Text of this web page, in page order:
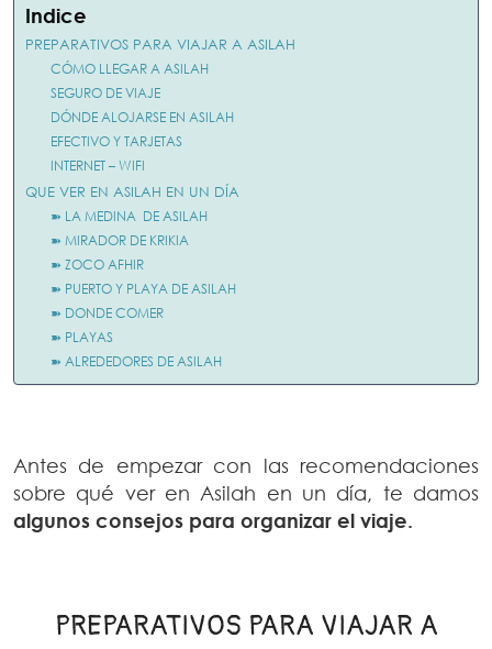
Indice
PREPARATIVOS PARA VIAJAR A ASILAH
CÓMO LLEGAR A ASILAH
SEGURO DE VIAJE
DÓNDE ALOJARSE EN ASILAH
EFECTIVO Y TARJETAS
INTERNET – WIFI
QUE VER EN ASILAH EN UN DÍA
➽ LA MEDINA DE ASILAH
➽ MIRADOR DE KRIKIA
➽ ZOCO AFHIR
➽ PUERTO Y PLAYA DE ASILAH
➽ DONDE COMER
➽ PLAYAS
➽ ALREDEDORES DE ASILAH
Antes de empezar con las recomendaciones
sobre qué ver en Asilah en un día, te damos
algunos consejos para organizar el viaje.
PREPARATIVOS PARA VIAJAR A